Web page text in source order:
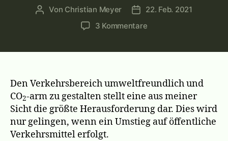
Beitragsautor
Von Christian Meyer Veröffentlichungsdatum
22. Feb. 2021
3 Kommentarezu
Den Verkehrsbereich umweltfreundlich und
CO2-arm zu gestalten stellt eine aus meiner
Sicht die größte Herausforderung dar. Dies wird
nur gelingen, wenn ein Umstieg auf öffentliche
Verkehrsmittel erfolgt.